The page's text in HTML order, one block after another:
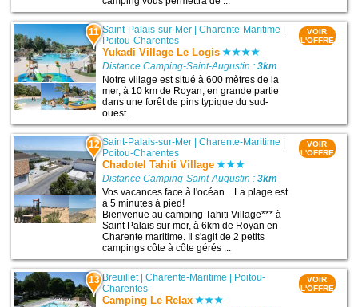
11 Saint-Palais-sur-Mer |Charente-Maritime
Poitou-Charentes
Yukadi Village Le Logis
Distance Camping-Saint-Augustin :3km
Notre village est situé à 600 mètres de la
mer, à 10 km de Royan, en grande partie
dans une forêt de pins typique du sud-
ouest.
VOIR
L'OFFRE
12 Saint-Palais-sur-Mer |Charente-Maritime
Poitou-Charentes
Chadotel Tahiti Village
Distance Camping-Saint-Augustin :3km
Vos vacances face à l'océan... La plage est
à 5 minutes à pied!
Bienvenue au camping Tahiti Village*** à
Saint Palais sur mer, à 6km de Royan en
Charente maritime. Il s'agit de 2 petits
campings côte à côte gérés ...
VOIR
L'OFFRE
13 Breuillet|Charente-Maritime | Poitou-
Charentes
Camping Le Relax
VOIR
L'OFFRE